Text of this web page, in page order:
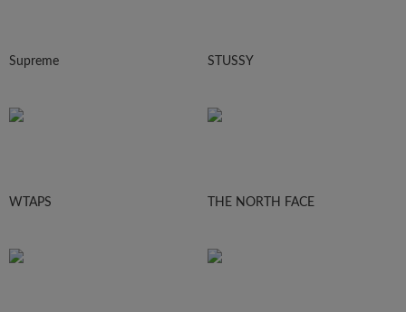
Supreme STUSSY
WTAPS THE NORTH FACE